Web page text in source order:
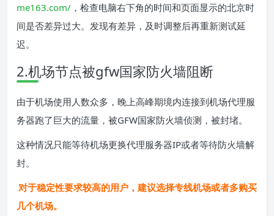
me163.com/ ，检查电脑右下角的时间和页面显示的北京时
间是否差异过大。发现有差异，及时调整后再重新测试延
迟。
2.机场节点被gfw国家防火墙阻断
由于机场使用人数众多，晚上高峰期境内连接到机场代理服
务器跑了巨大的流量，被GFW国家防火墙侦测，被封堵。
这种情况只能等待机场更换代理服务器IP或者等待防火墙解
封。
对于稳定性要求较高的用户，建议选择专线机场或者多购买
几个机场。